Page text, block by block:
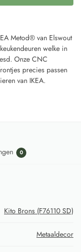
Metod® van Elswout
welke in
Onze CNC
precies passen
van IKEA.
0
Kito Brons (F76110 SD)
Metaaldecor